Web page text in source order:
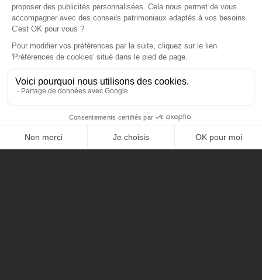
CONTACTEZ-NOUS
Membre de l'ANACOFI n° E008458
Nos dernières actualités
Un gestionnaire de patrimoine raconte les folies de la
Le placement à suivre : L’or bat les records
Tout pour votre argent: Le marketing des services financiers
manque sa cible féminine (Franck Fargerelle)